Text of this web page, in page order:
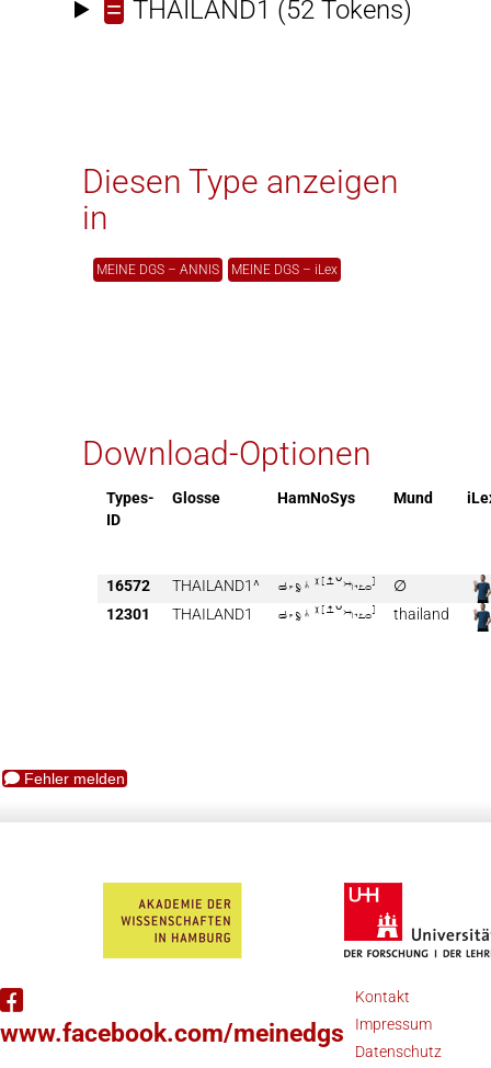
= THAILAND1 (52 Tokens)
Diesen Type anzeigen
in
MEINE DGS – ANNIS MEINE DGS – iLex
Download-Optionen
Types-
ID
Glosse HamNoSys Mund
16572 THAILAND1^ 
∅
12301
THAILAND1  thailand
Fehler melden
www.facebook.com/meinedgs
Kontakt
Impressum
Datenschutz